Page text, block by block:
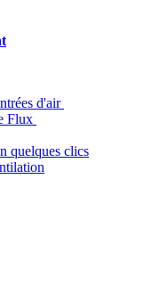
d'air
Flux
quelques clics